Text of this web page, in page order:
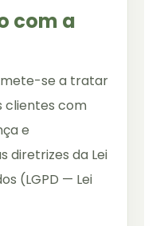
com a
se a tratar
clientes com
e
diretrizes da Lei
(LGPD — Lei